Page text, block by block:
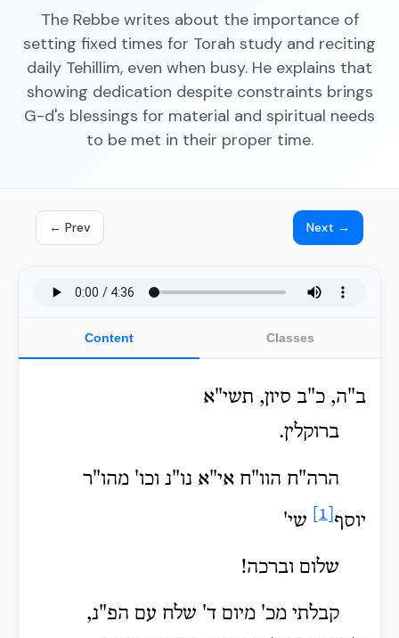
The Rebbe writes about the importance of
setting fixed times for Torah study and reciting
daily Tehillim, even when busy. He explains that
showing dedication despite constraints brings
G-d's blessings for material and spiritual needs
to be met in their proper time.
← Prev Next →
Content Classes
ב"ה, כ"ב סיון, תשי"א
ברוקלין.
הרה"ח הוו"ח אי"א נו"נ וכו' מהו"ר
יוסף שי'
שלום וברכה!
קבלתי מכ' מיום ד' שלח עם הפ"נ,